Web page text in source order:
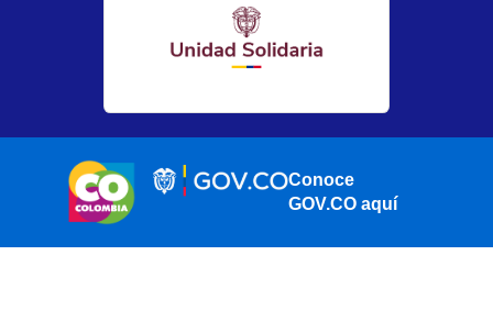
Conoce
GOV.CO aquí